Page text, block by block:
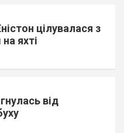
цілувалася з
яхті
від